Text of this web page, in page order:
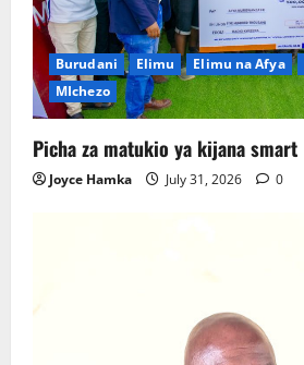
Burudani Elimu Elimu na Afya
MIchezo
Picha za matukio ya kijana smart
Joyce Hamka July 31, 2026 0